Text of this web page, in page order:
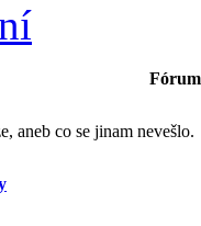
Fórum
aneb co se jinam nevešlo.